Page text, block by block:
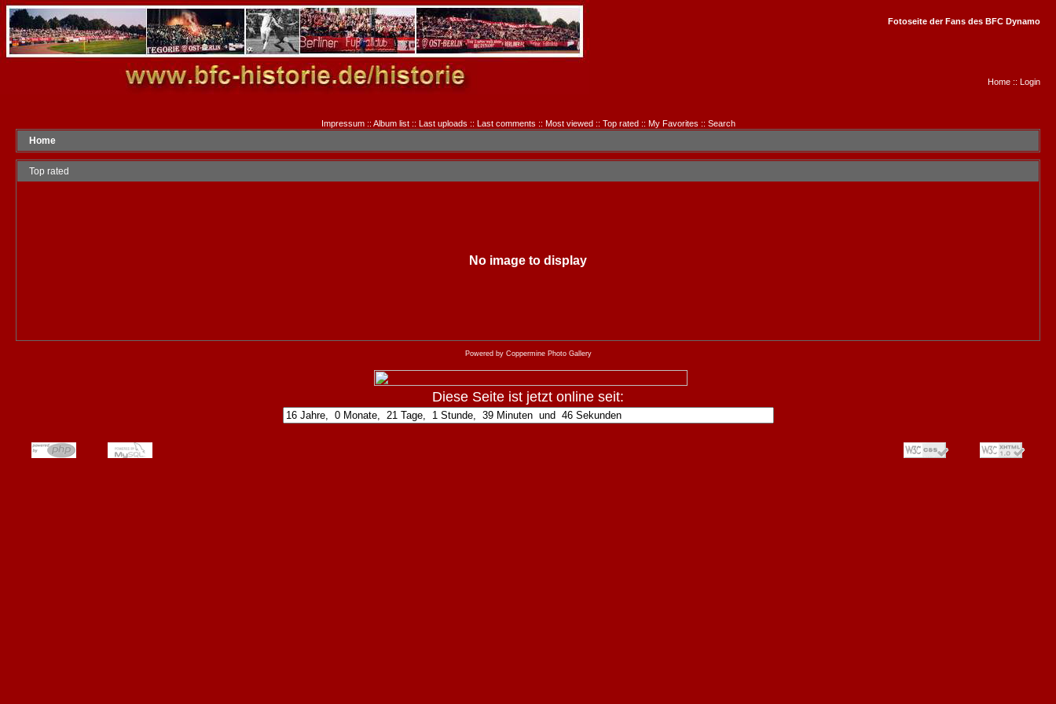
Fotoseite der Fans des BFC Dynamo
Home :: Login
Impressum:: Album list:: Last uploads :: Last comments :: Most viewed:: Top rated:: My Favorites :: Search
Home
Top rated
No image to display
Powered by Coppermine Photo Gallery
Diese Seite ist jetzt online seit: